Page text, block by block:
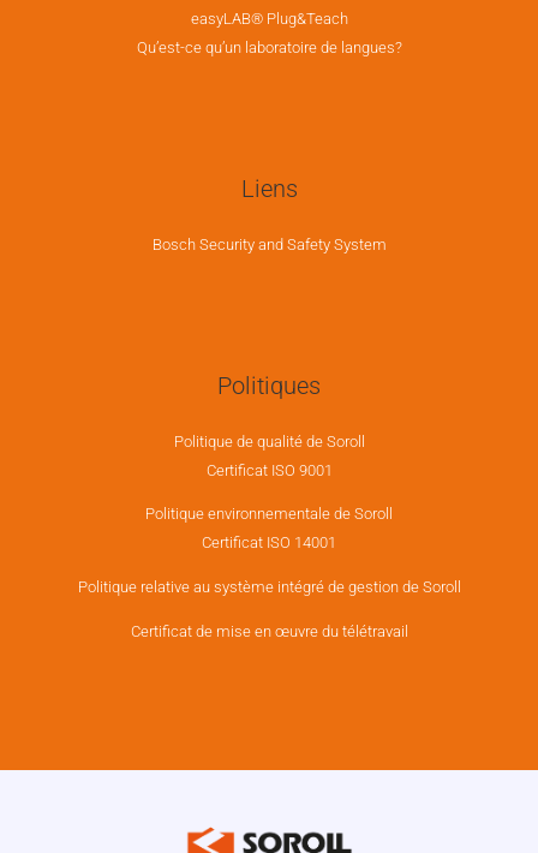
easyLAB® Plug&Teach
Qu’est-ce qu’un laboratoire de langues?
Liens
Bosch Security and Safety System
Politiques
Politique de qualité de Soroll
Certificat ISO 9001
Politique environnementale de Soroll
Certificat ISO 14001
Politique relative au système intégré de gestion de Soroll
Certificat de mise en œuvre du télétravail